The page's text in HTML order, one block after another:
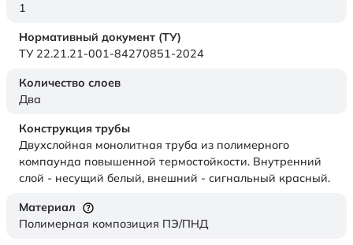
1
Нормативный документ (ТУ)
ТУ 22.21.21-001-84270851-2024
Количество слоев
Два
Конструкция трубы
Двухслойная монолитная труба из полимерного
компаунда повышенной термостойкости. Внутренний
слой - несущий белый, внешний - сигнальный красный.
Материал
Полимерная композиция ПЭ/ПНД